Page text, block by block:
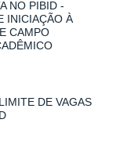
NO PIBID -
INICIAÇÃO À
CAMPO
DE VAGAS